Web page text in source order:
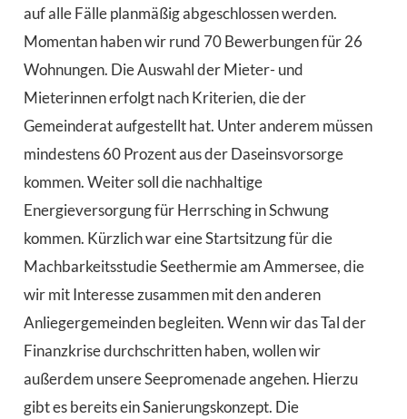
auf alle Fälle planmäßig abgeschlossen werden.
Momentan haben wir rund 70 Bewerbungen für 26
Wohnungen. Die Auswahl der Mieter- und
Mieterinnen erfolgt nach Kriterien, die der
Gemeinderat aufgestellt hat. Unter anderem müssen
mindestens 60 Prozent aus der Daseinsvorsorge
kommen. Weiter soll die nachhaltige
Energieversorgung für Herrsching in Schwung
kommen. Kürzlich war eine Startsitzung für die
Machbarkeitsstudie Seethermie am Ammersee, die
wir mit Interesse zusammen mit den anderen
Anliegergemeinden begleiten. Wenn wir das Tal der
Finanzkrise durchschritten haben, wollen wir
außerdem unsere Seepromenade angehen. Hierzu
gibt es bereits ein Sanierungskonzept. Die